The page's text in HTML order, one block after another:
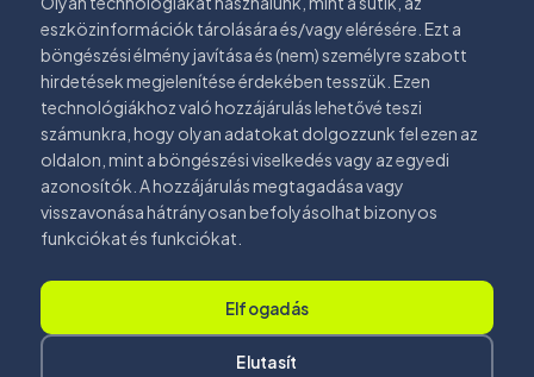
eszközinformációk tárolására és/vagy elérésére. Ezt a
böngészési élmény javítása és (nem) személyre szabott
hirdetések megjelenítése érdekében tesszük. Ezen
technológiákhoz való hozzájárulás lehetővé teszi
számunkra, hogy olyan adatokat dolgozzunk fel ezen az
oldalon, mint a böngészési viselkedés vagy az egyedi
azonosítók. A hozzájárulás megtagadása vagy
visszavonása hátrányosan befolyásolhat bizonyos
funkciókat és funkciókat.
Elfogadás
Elutasít